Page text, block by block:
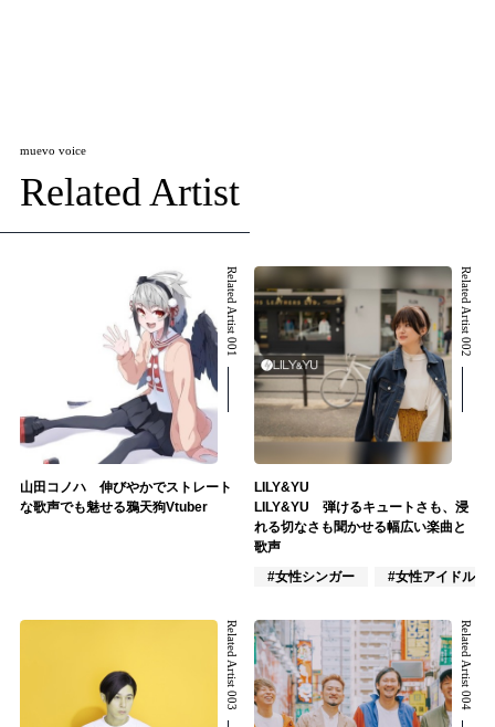
muevo voice
Related Artist
Related Artist 001
山田コノハ 伸びやかでストレート
な歌声でも魅せる鴉天狗Vtuber
Related Artist 002
LILY&YU
LILY&YU 弾けるキュートさも、浸
れる切なさも聞かせる幅広い楽曲と
歌声
#女性シンガー
#女性アイドル
Related Artist 003 Related Artist 004